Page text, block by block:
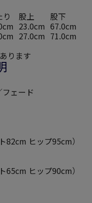
り 股上
股下
23.0cm 67.0cm
27.0cm 71.0cm
ります
ェード
82cm ヒップ95cm）
65cm ヒップ90cm）